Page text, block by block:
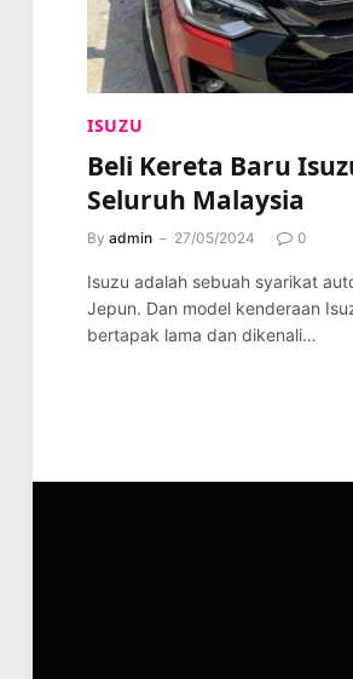
ISUZU
Beli Kereta Baru
Seluruh Malaysia
By admin 27/05/2024 0
Isuzu adalah sebuah syarikat
Jepun. Dan model kenderaan
bertapak lama dan dikenali…